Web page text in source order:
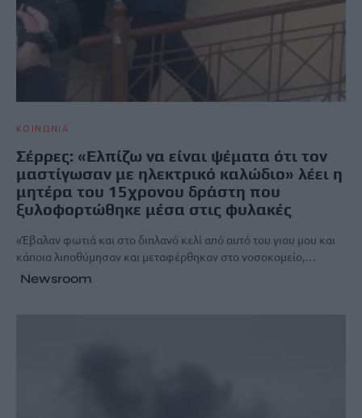
ΚΟΙΝΩΝΙΑ
Σέρρες: «Ελπίζω να είναι ψέματα ότι τον
μαστίγωσαν με ηλεκτρικό καλώδιο» λέει η
μητέρα του 15χρονου δράστη που
ξυλοφορτώθηκε μέσα στις φυλακές
«Έβαλαν φωτιά και στο διπλανό κελί από αυτό του γιου μου και
κάποια λιποθύμησαν και μεταφέρθηκαν στο νοσοκομείο,…
Newsroom